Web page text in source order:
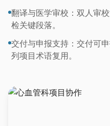
翻译与医学审校：双人审
检关键段落。
交付与申报支持：交付可
列项目术语复用。